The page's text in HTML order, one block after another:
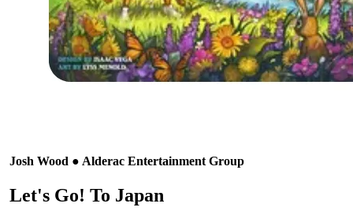
Josh Wood ● Alderac Entertainment Group
Let's Go! To Japan